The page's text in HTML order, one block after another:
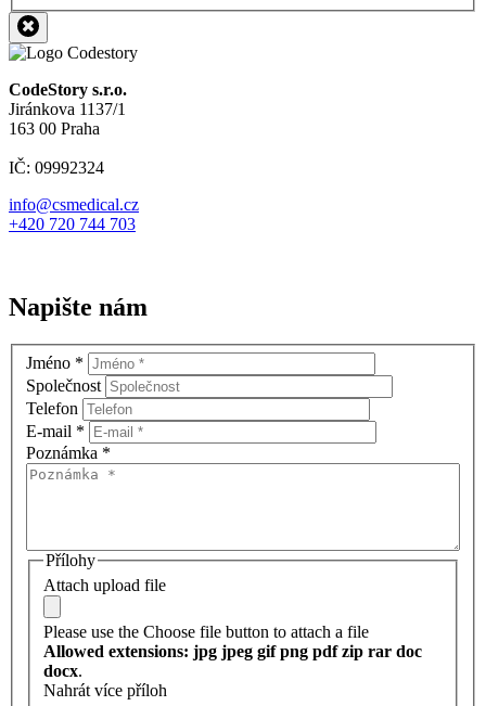
CodeStory s.r.o.
Jiránkova 1137/1
163 00 Praha
IČ: 09992324
info@csmedical.cz
+420 720 744 703
Napište nám
Jméno *
Společnost
Telefon
E-mail *
Poznámka *
Přílohy
Attach upload file
Please use the Choose file button to attach a file
Allowed extensions: jpg jpeg gif png pdf zip rar doc
docx.
Nahrát více příloh